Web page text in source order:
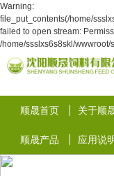
Warning:
file_put_contents(/home/
failed to open stream:
/home/ssslxs6s8skl/
顺晟首页 关于顺
顺晟产品 应用说